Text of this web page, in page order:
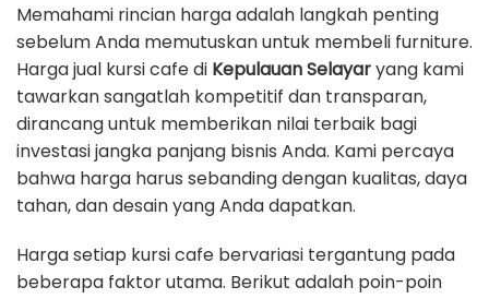
Memahami rincian harga adalah langkah penting
sebelum Anda memutuskan untuk membeli furniture.
Harga jual kursi cafe di Kepulauan Selayaryang kami
tawarkan sangatlah kompetitif dan transparan,
dirancang untuk memberikan nilai terbaik bagi
investasi jangka panjang bisnis Anda. Kami percaya
bahwa harga harus sebanding dengan kualitas, daya
tahan, dan desain yang Anda dapatkan.
Harga setiap kursi cafe bervariasi tergantung pada
beberapa faktor utama. Berikut adalah poin-poin